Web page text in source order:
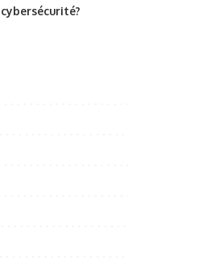
cybersécurité?